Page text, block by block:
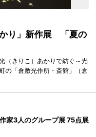
り」新作展 「夏の
（きりこ）あかりで紡ぐ～光
の「倉敷光作所・斎館」（倉
家3人のグループ展 75点展